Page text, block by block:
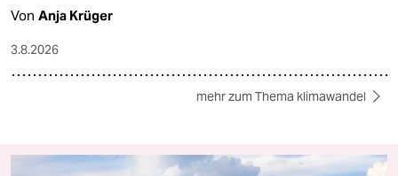
Von Anja Krüger
3.8.2026
mehr zum Thema klimawandel